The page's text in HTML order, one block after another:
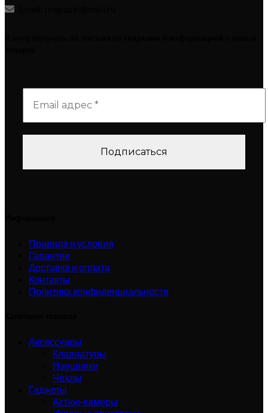
Правила и условия
Гарантии
Доставка и оплата
Контакты
Политика конфиденциальности
Аксессуары
Клавиатуры
Наушники
Чехлы
Гаджеты
Action-камеры